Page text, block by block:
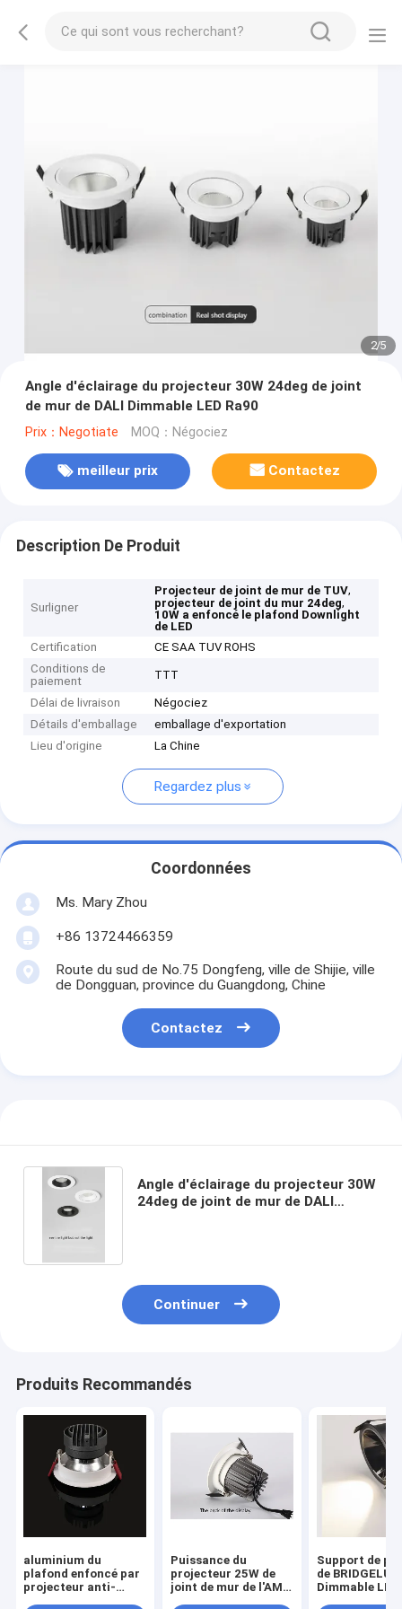
2/5
Angle d'éclairage du projecteur 30W 24deg de joint
de mur de DALI Dimmable LED Ra90
Prix：Negotiate MOQ：Négociez
meilleur prix Contactez
Description De Produit
Surligner
Projecteur de joint de mur de TUV,
projecteur de joint du mur 24deg,
10W a enfoncé le plafond Downlight
de LED
Certification
CE SAA TUV ROHS
Conditions de
paiement
TTT
Délai de livraison
Négociez
Détails d'emballage
emballage d'exportation
Lieu d'origine
La Chine
Regardez plus
Coordonnées
Ms. Mary Zhou
+86 13724466359
Route du sud de No.75 Dongfeng, ville de Shijie, ville
de Dongguan, province du Guangdong, Chine
Contactez
Angle d'éclairage du projecteur 30W
24deg de joint de mur de DALI
Continuer
Produits Recommandés
aluminium du
plafond enfoncé par
projecteur anti-
Puissance du
projecteur 25W de
joint de mur de l'AMS
Support de
de
Dimmable LED